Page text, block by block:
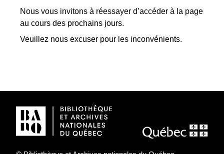
Nous vous invitons à réessayer d’accéder à la page
au cours des prochains jours.
Veuillez nous excuser pour les inconvénients.